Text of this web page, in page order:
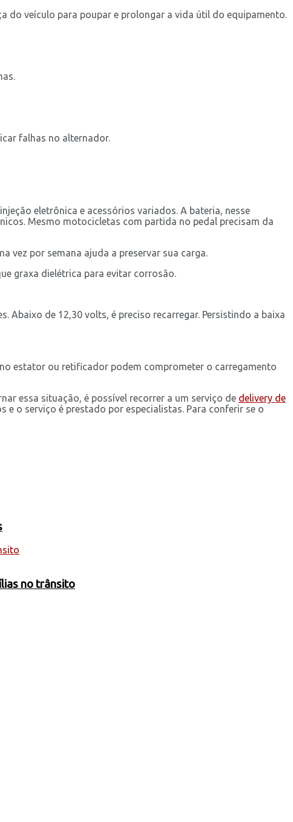
do veículo para poupar e prolongar a vida útil do equipamento.
falhas no alternador.
eletrônica e acessórios variados. A bateria, nesse
Mesmo motocicletas com partida no pedal precisam da
vez por semana ajuda a preservar sua carga.
graxa dielétrica para evitar corrosão.
Abaixo de 12,30 volts, é preciso recarregar. Persistindo a baixa
estator ou retificador podem comprometer o carregamento
essa situação, é possível recorrer a um serviço de delivery de
o serviço é prestado por especialistas. Para conferir se o
no trânsito